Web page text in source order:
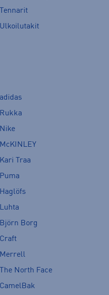
Tennarit
Ulkoilutakit
adidas
Rukka
Nike
McKINLEY
Kari Traa
Puma
Haglöfs
Luhta
Björn Borg
Craft
Merrell
The North Face
CamelBak